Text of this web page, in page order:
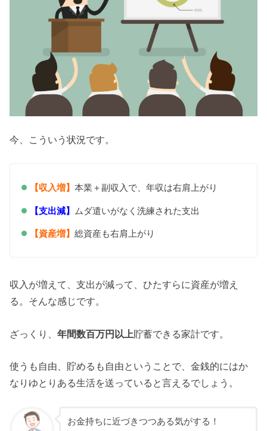
今、こういう状況です。
【収入増】 本業＋副収入で、年収は右肩上がり
【支出減】 ムダ遣いがなく洗練された支出
【資産増】 総資産も右肩上がり
収入が増えて、支出が減って、ひたすらに資産が増え
る。そんな感じです。
ざっくり、年間数百万円以上貯蓄できる家計です。
使うも自由、貯めるも自由ということで、金銭的にはか
なりゆとりある生活を送っていると言えるでしょう。
お金持ちに近づきつつある気がする！